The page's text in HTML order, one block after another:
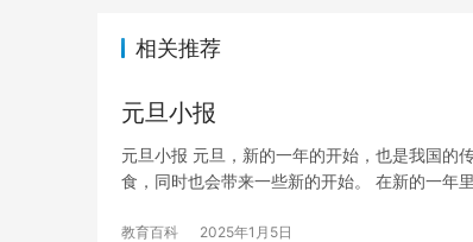
相关推荐
元旦小报
元旦小报 元旦，新的一年的开始，也是我国的
食，同时也会带来一些新的开始。 在新的一年
教育百科 2025年1月5日